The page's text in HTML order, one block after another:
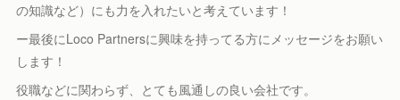
の知識など）にも力を入れたいと考えています！
ー最後にLoco Partnersに興味を持ってる方にメッセージをお願い
します！
役職などに関わらず、とても風通しの良い会社です。